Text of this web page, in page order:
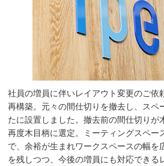
社員の増員に伴いレイアウト変更のご依
再構築。元々の間仕切りを撤去し、スペ
たに設置しました。撤去前の間仕切りが
再度木目柄に選定。ミーティングスペー
で、余裕が生まれワークスペースの幅を
を残しつつ、今後の増員にも対応できる